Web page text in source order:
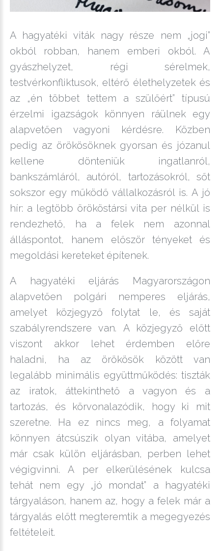
A hagyatéki viták nagy része nem „jogi”
okból robban, hanem emberi okból. A
gyászhelyzet, régi sérelmek,
testvérkonfliktusok, eltérő élethelyzetek és
az „én többet tettem a szülőért” típusú
érzelmi igazságok könnyen ráülnek egy
alapvetően vagyoni kérdésre. Közben
pedig az örökösöknek gyorsan és józanul
kellene dönteniük ingatlanról,
bankszámláról, autóról, tartozásokról, sőt
sokszor egy működő vállalkozásról is. A jó
hír: a legtöbb örököstársi vita per nélkül is
rendezhető, ha a felek nem azonnal
álláspontot, hanem először tényeket és
megoldási kereteket építenek.
A hagyatéki eljárás Magyarországon
alapvetően polgári nemperes eljárás,
amelyet közjegyző folytat le, és saját
szabályrendszere van. A közjegyző előtt
viszont akkor lehet érdemben előre
haladni, ha az örökösök között van
legalább minimális együttműködés: tiszták
az iratok, áttekinthető a vagyon és a
tartozás, és körvonalazódik, hogy ki mit
szeretne. Ha ez nincs meg, a folyamat
könnyen átcsúszik olyan vitába, amelyet
már csak külön eljárásban, perben lehet
végigvinni. A per elkerülésének kulcsa
tehát nem egy „jó mondat” a hagyatéki
tárgyaláson, hanem az, hogy a felek már a
tárgyalás előtt megteremtik a megegyezés
feltételeit.